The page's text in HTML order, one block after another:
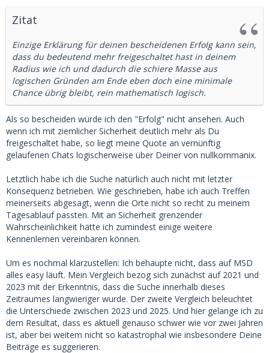
Zitat
Einzige Erklärung für deinen bescheidenen Erfolg kann sein,
dass du bedeutend mehr freigeschaltet hast in deinem
Radius wie ich und dadurch die schiere Masse aus
logischen Gründen am Ende eben doch eine minimale
Chance übrig bleibt, rein mathematisch logisch.
Als so bescheiden würde ich den "Erfolg" nicht ansehen. Auch
wenn ich mit ziemlicher Sicherheit deutlich mehr als Du
freigeschaltet habe, so liegt meine Quote an vernünftig
gelaufenen Chats logischerweise über Deiner von nullkommanix.
Letztlich habe ich die Suche natürlich auch nicht mit letzter
Konsequenz betrieben. Wie geschrieben, habe ich auch Treffen
meinerseits abgesagt, wenn die Orte nicht so recht zu meinem
Tagesablauf passten. Mit an Sicherheit grenzender
Wahrscheinlichkeit hätte ich zumindest einige weitere
Kennenlernen vereinbaren können.
Um es nochmal klarzustellen: Ich behaupte nicht, dass auf MSD
alles easy läuft. Mein Vergleich bezog sich zunächst auf 2021 und
2023 mit der Erkenntnis, dass die Suche innerhalb dieses
Zeitraumes langwieriger wurde. Der zweite Vergleich beleuchtet
die Unterschiede zwischen 2023 und 2025. Und hier gelange ich zu
dem Resultat, dass es aktuell genauso schwer wie vor zwei Jahren
ist, aber bei weitem nicht so katastrophal wie insbesondere Deine
Beiträge es suggerieren.